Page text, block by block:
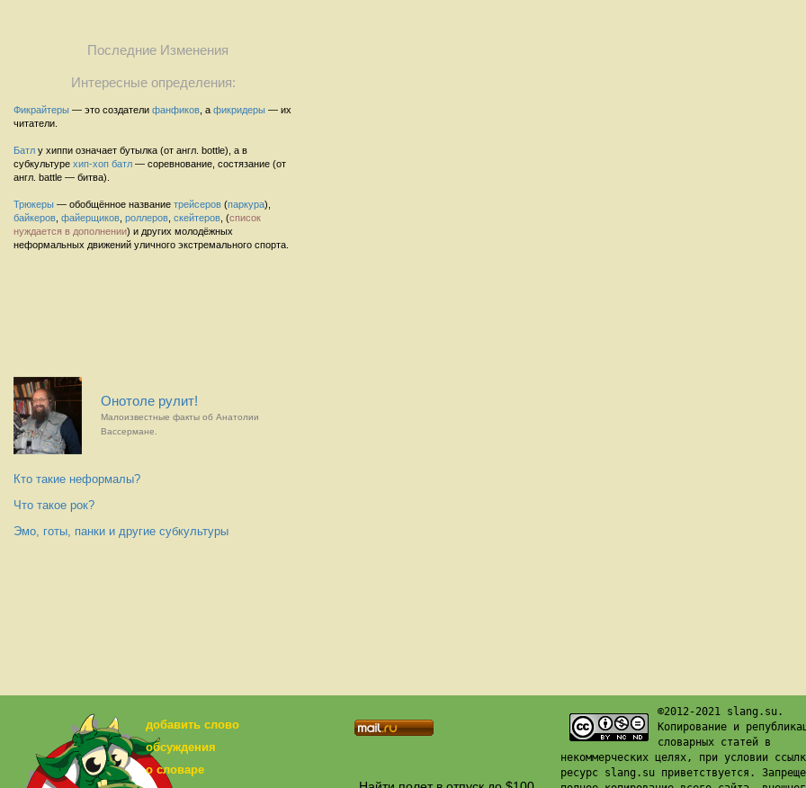
Последние Изменения
Интересные определения:
Фикрайтеры — это создатели фанфиков , а фикридеры — их
читатели.
Батл у хиппи означает бутылка (от англ. bottle), а в
субкультуре хип-хоп батл — соревнование, состязание (от
англ. battle — битва).
Трюкеры — обобщённое название трейсеров (паркура),
байкеров файерщиков роллеров скейтеров , (список
нуждается в дополнении) и других молодёжных
неформальных движений уличного экстремального спорта.
Онотоле рулит!
Малоизвестные факты об Анатолии
Вассермане.
Кто такие неформалы?
Что такое рок?
Эмо, готы, панки и другие субкультуры
добавить слово
обсуждения
о словаре
©2012-2021 slang.su.
Копирование и
словарных статей в
некоммерческих целях, при условии
ресурс slang.su приветствуется.